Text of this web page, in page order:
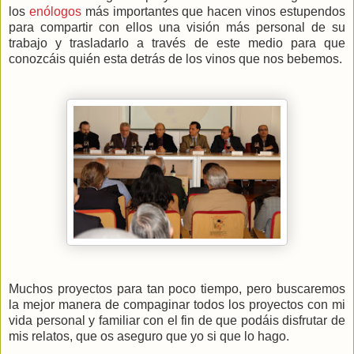
los enólogosmás importantes que hacen vinos estupendos
para compartir con ellos una visión más personal de su
trabajo y trasladarlo a través de este medio para que
conozcáis quién esta detrás de los vinos que nos bebemos.
Muchos proyectos para tan poco tiempo, pero buscaremos
la mejor manera de compaginar todos los proyectos con mi
vida personal y familiar con el fin de que podáis disfrutar de
mis relatos, que os aseguro que yo si que lo hago.